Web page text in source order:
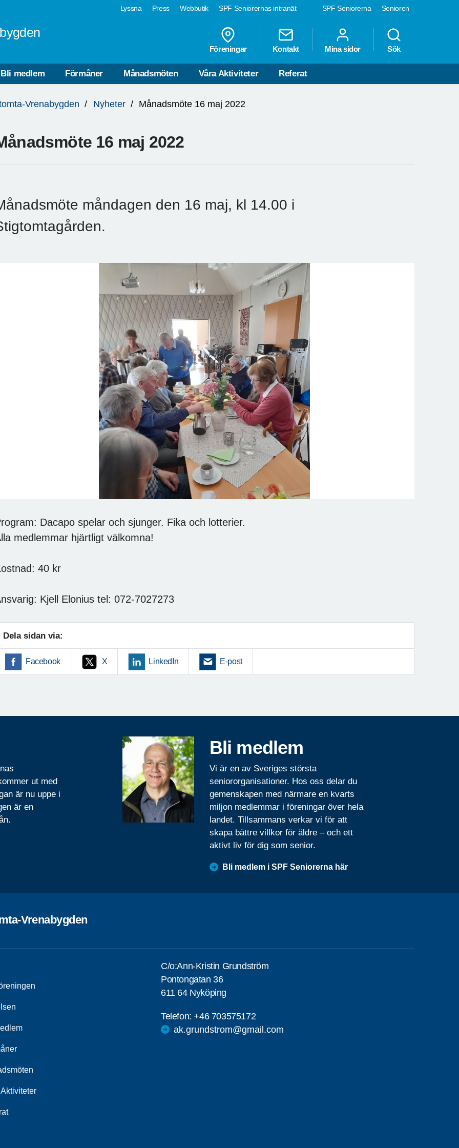
SPF Seniorerna Senioren
Lyssna Press Webbutik SPF Seniorernas intranät
Föreningar Kontakt Mina sidor Sök
Bli medlem Förmåner Månadsmöten Våra Aktiviteter Referat
Vrenabygden Nyheter Månadsmöte 16 maj 2022
16 maj 2022
måndagen den 16 maj, kl 14.00 i
Dacapo spelar och sjunger. Fika och lotterier.
medlemmar hjärtligt välkomna!
40 kr
Kjell Elonius tel: 072-7027273
Dela sidan via:
Facebook X LinkedIn E-post
ut med
är nu uppe i
är en
Bli medlem
Vi är en av Sveriges största
seniororganisationer. Hos oss delar du
gemenskapen med närmare en kvarts
miljon medlemmar i föreningar över hela
landet. Tillsammans verkar vi för att
skapa bättre villkor för äldre – och ett
aktivt liv för dig som senior.
Bli medlem i SPF Seniorerna här
Vrenabygden
C/o:Ann-Kristin Grundström
Pontongatan 36
611 64 Nyköping
Telefon:+46 703575172
ak.grundstrom@gmail.com